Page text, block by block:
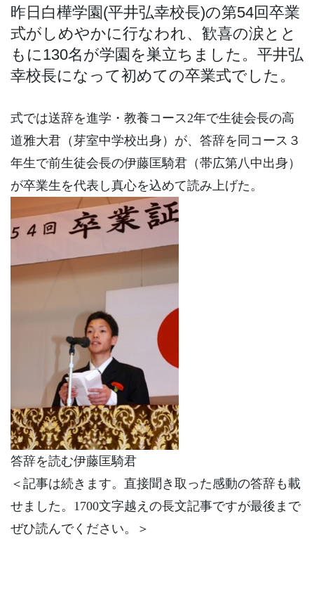
昨日白樺学園(平井弘幸校長)の第54回卒業
式がしめやかに行なわれ、歓喜の涙とと
もに 130名が学園を巣立ちました。平井弘
幸校長になって初めての卒業式でした。
式では送辞を進学・教養コース2年で生徒会長の高
道雅大君（芽室中学校出身）が、答辞を同コース３
年生で前生徒会長の伊藤匡騎君（帯広第八中出身）
が卒業生を代表し真心を込めて読み上げた。
答辞を読む伊藤匡騎君
＜記事は続きます。直接聞き取った感動の答辞も載
せました。1700文字越えの長文記事ですが最後まで
ぜひ読んでください。＞